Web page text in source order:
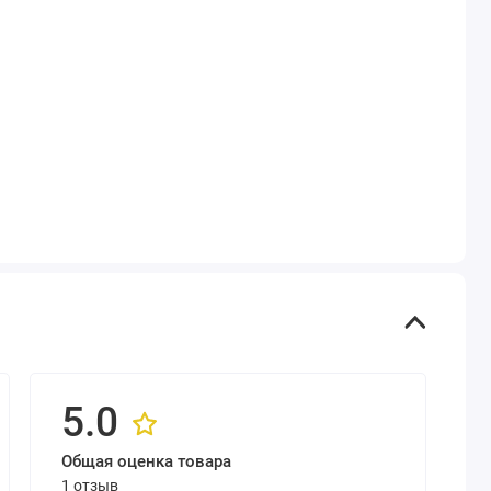
5.0
Общая оценка товара
1 отзыв